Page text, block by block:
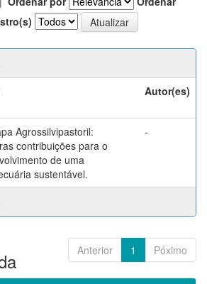
Autor(es)
Agrossilvipastoril:
contribuições para o
de uma
sustentável.
-
Anterior 1 Póximo